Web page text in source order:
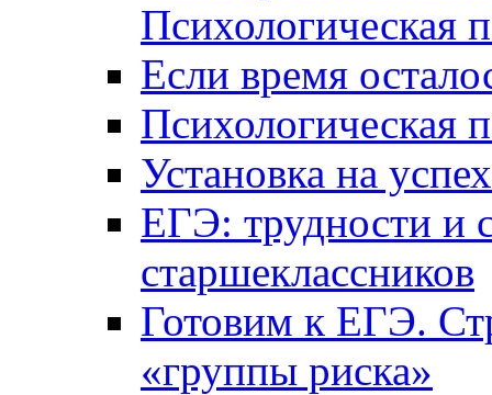
Психологическая
Если время
Психологическая
Установка на успех
ЕГЭ: трудности и
старшеклассников
Готовим к ЕГЭ.
«группы риска»